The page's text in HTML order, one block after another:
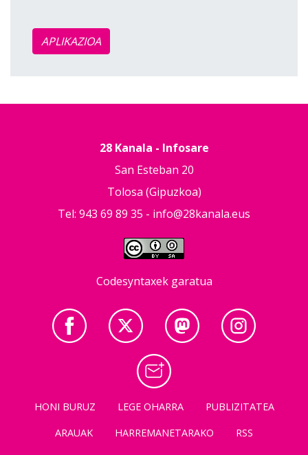
APLIKAZIOA
28 Kanala - Infosare
San Esteban 20
Tolosa (Gipuzkoa)
Tel: 943 69 89 35 - info@28kanala.eus
Codesyntaxek garatua
HONI BURUZ LEGE OHARRA
PUBLIZITATEA
ARAUAK
HARREMANETARAKO RSS